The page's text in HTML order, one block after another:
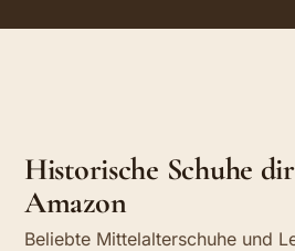
Historische Schuhe
Amazon
Beliebte Mittelalterschuhe und